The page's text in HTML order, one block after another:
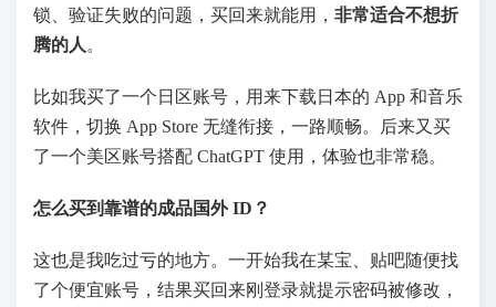
锁、验证失败的问题，买回来就能用， 非常适合不想折
腾的人 。
比如我买了一个日区账号，用来下载日本的 App 和音乐
软件，切换 App Store 无缝衔接，一路顺畅。后来又买
了一个美区账号搭配 ChatGPT 使用，体验也非常稳。
怎么买到靠谱的成品国外 ID？
这也是我吃过亏的地方。一开始我在某宝、贴吧随便找
了个便宜账号，结果买回来刚登录就提示密码被修改，